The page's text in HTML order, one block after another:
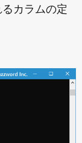
カラムの定